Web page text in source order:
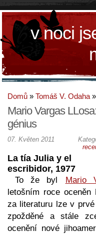
v noci
Domů » Tomáš V. Odaha »
Mario Vargas
génius
07. Květen 2011
La tía Julia y el
escribidor, 1977
To že byl Mario
letošním roce oceněn
za literaturu lze v
zpožděné a stále
ocenění nové